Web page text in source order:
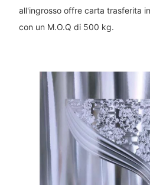
all'ingrosso offre carta trasferita
con un M.O.Q di 500 kg.